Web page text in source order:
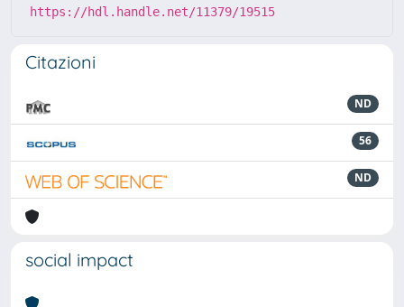
https://hdl.handle.net/11379/19515
Citazioni
ND
56
ND
social impact